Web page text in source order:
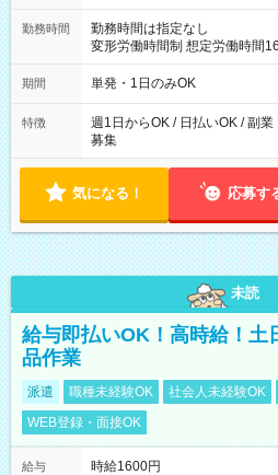
勤務時間
勤務時間は指定なし
変形労働時間制 想定労働時間160時間/月 【シフ
～21：00
期間 単発・1日のみOK
特徴
週1日からOK / 日払いOK / 副
募集
気になる！ 応募す
未読
給与即払いOK！高時給！土
品作業
派遣 職種未経験OK 社会人未経験OK
WEB登録・面接OK
給与
時給1600円